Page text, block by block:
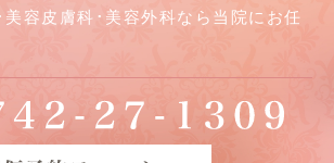
容皮膚科･美容外科なら当院にお任